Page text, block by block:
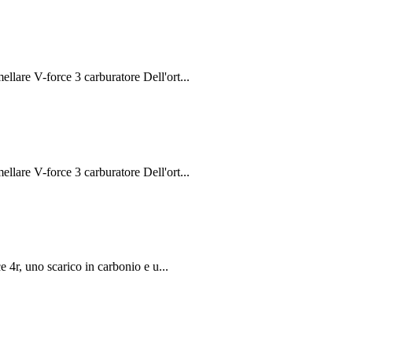
V-force 3 carburatore Dell'ort...
V-force 3 carburatore Dell'ort...
4r, uno scarico in carbonio e u...